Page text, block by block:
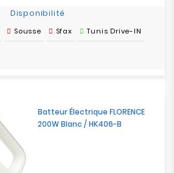
Disponibilité
Sousse Sfax Tunis Drive-IN
Batteur Électrique FLORENCE
200W Blanc / HK406-B